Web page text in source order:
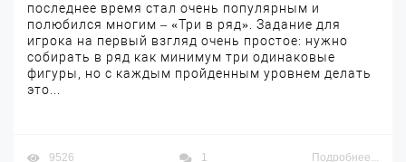
последнее время стал очень популярным и
полюбился многим – «Три в ряд». Задание для
игрока на первый взгляд очень простое: нужно
собирать в ряд как минимум три одинаковые
фигуры, но с каждым пройденным уровнем делать
это...
9526 1 Подробнее...